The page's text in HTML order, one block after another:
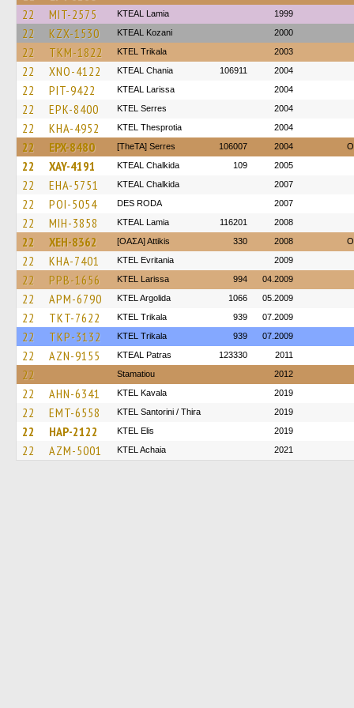
22
MIT-2575 KTEAL Lamia 1999
22 KZX-1530 KTEAL Kozani 2000
22 TKM-1822 ΚΤΕL Τrikala 2003
22 XNO-4122 KTEAL Chania 106911 2004
22 PIT-9422 KTEAL Larissa 2004
22 EPK-8400 KTEL Serres 2004
22 KHA-4952 KTEL Thesprotia 2004
22 EPX-8480 [TheTA] Serres 106007 2004
22 XAY-4191 KTEAL Chalkida 109 2005
22 EHA-5751 KTEAL Chalkida 2007
22 POI-5054 DES RODA 2007
22 MIH-3858 KTEAL Lamia 116201 2008
22 XEH-8362 [ΟΑΣΑ] Αttikis 330 2008
22 KHA-7401 ΚΤΕL Evritania 2009
22 PPB-1656 KTEL Larissa 994 04.2009
22 APM-6790 KTEL Argolida 1066 05.2009
22 TKT-7622 ΚΤΕL Τrikala 939 07.2009
22 TKP-3132 ΚΤΕL Τrikala 939 07.2009
22 AZN-9155 KTEAL Patras 123330 2011
22 Stamatiou 2012
22 AHN-6341 KTEL Kavala 2019
22 EMT-6558 KTEL Santorini / Thira 2019
22 HAP-2122 KTEL Elis 2019
22 AZM-5001 KTEL Achaia 2021